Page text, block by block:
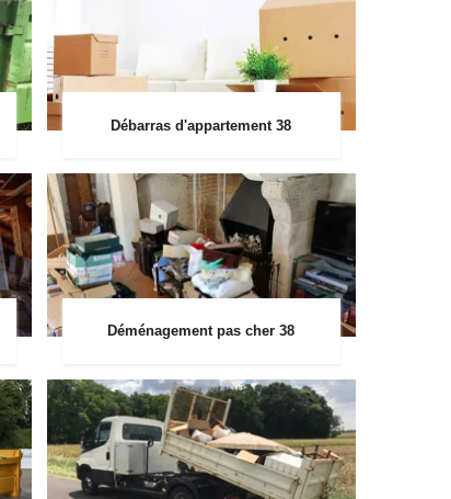
Débarras d'appartement 38
Déménagement pas cher 38